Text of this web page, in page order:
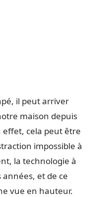
il peut arriver
maison depuis
effet, cela peut être
impossible à
la technologie à
et de ce
vue en hauteur.